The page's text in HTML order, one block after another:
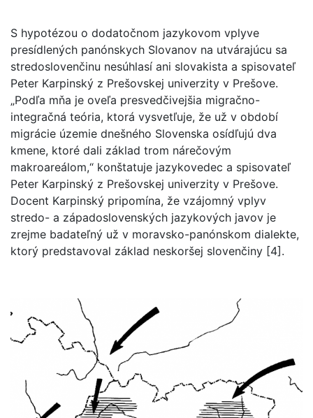
S hypotézou o dodatočnom jazykovom vplyve
presídlených panónskych Slovanov na utvárajúcu sa
stredoslovenčinu nesúhlasí ani slovakista a spisovateľ
Peter Karpinský z Prešovskej univerzity v Prešove.
„Podľa mňa je oveľa presvedčivejšia migračno-
integračná teória, ktorá vysvetľuje, že už v období
migrácie územie dnešného Slovenska osídľujú dva
kmene, ktoré dali základ trom nárečovým
makroareálom,“ konštatuje jazykovedec a spisovateľ
Peter Karpinský z Prešovskej univerzity v Prešove.
Docent Karpinský pripomína, že vzájomný vplyv
stredo- a západoslovenských jazykových javov je
zrejme badateľný už v moravsko-panónskom dialekte,
ktorý predstavoval základ neskoršej slovenčiny [4].